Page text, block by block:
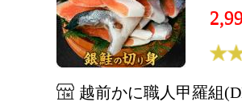
越前かに職人甲羅組